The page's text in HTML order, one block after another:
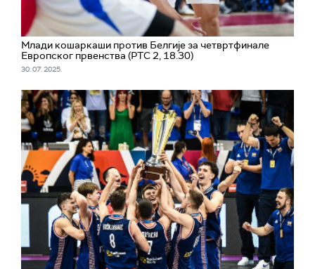
Млади кошаркаши против Белгије за четвртфинале
Европског првенства (РТС 2, 18.30)
30. 07. 2025.